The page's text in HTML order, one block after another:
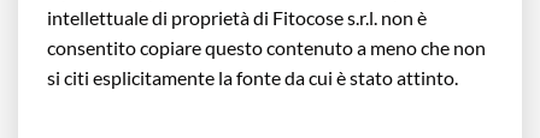
intellettuale di proprietà di Fitocose s.r.l. non è
consentito copiare questo contenuto a meno che non
si citi esplicitamente la fonte da cui è stato attinto.